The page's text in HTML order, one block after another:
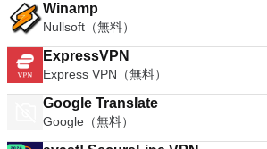
Winamp
Nullsoft（無料）
ExpressVPN
Express VPN（無料）
Google Translate
Google（無料）